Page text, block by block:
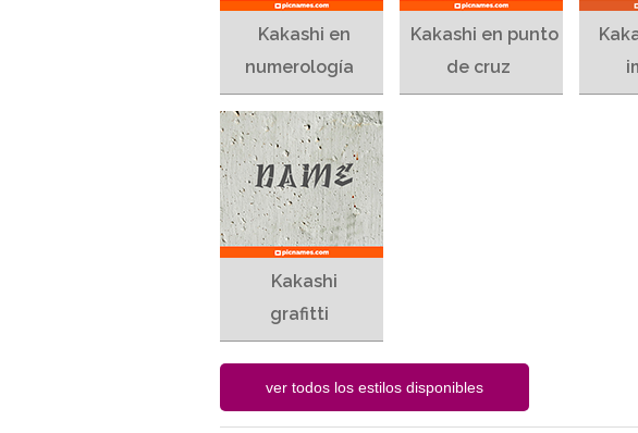
Kakashi en
numerología
Kakashi en punto
de cruz
Kakashi
grafitti